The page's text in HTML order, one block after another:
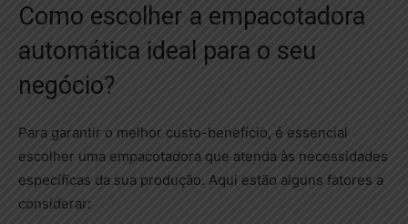
Como escolher a empacotadora
automática ideal para o seu
negócio?
Para garantir o melhor custo-benefício, é essencial
escolher uma empacotadora que atenda às necessidades
específicas da sua produção. Aqui estão alguns fatores a
considerar: